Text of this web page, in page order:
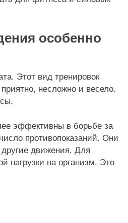
особенно
Этот вид тренировок
несложно и весело.
эффективны в борьбе за
противопоказаний. Они
движения. Для
нагрузки на организм. Это